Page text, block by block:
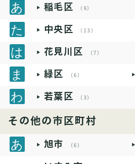
稲毛区 （6）
中央区 （13）
花見川区 （7）
緑区 （6）
若葉区 （3）
その他の市区町村
旭市 （6）